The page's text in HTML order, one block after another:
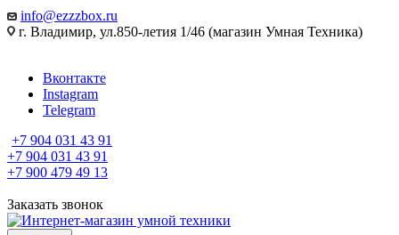
info@ezzzbox.ru
г. Владимир, ул.850-летия 1/46 (магазин Умная Техника)
Вконтакте
Instagram
Telegram
+7 904 031 43 91
+7 904 031 43 91
+7 900 479 49 13
Заказать звонок